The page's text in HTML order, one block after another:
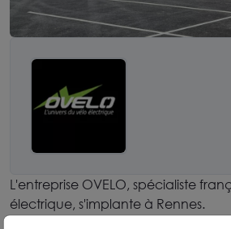
L'entreprise OVELO, spécialiste
électrique, s'implante à Rennes.